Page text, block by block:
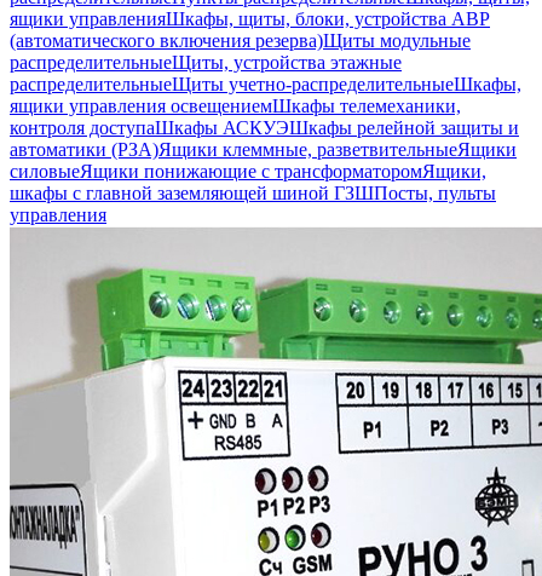
ящики управленияШкафы, щиты, блоки, устройства АВР
(автоматического включения резерва)Щиты модульные
распределительныеЩиты, устройства этажные
распределительныеЩиты учетно-распределительныеШкафы,
ящики управления освещениемШкафы телемеханики,
контроля доступаШкафы АСКУЭШкафы релейной защиты и
автоматики (РЗА)Ящики клеммные, разветвительныеЯщики
силовыеЯщики понижающие с трансформаторомЯщики,
шкафы с главной заземляющей шиной ГЗШПосты, пульты
управления